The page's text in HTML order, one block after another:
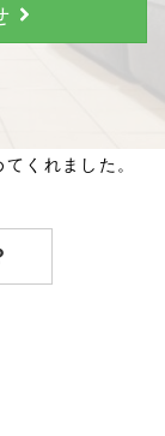
くれました。